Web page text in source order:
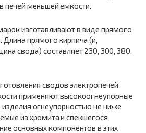
печей меньшей емкости.
изготавливают в виде прямого
Длина прямого кирпича (и,
свода) составляет 230, 300, 380,
сводов электропечей
применяют высокоогнеупорные
огнеупорностью не ниже
из хромита и спекшегося
основных компонентов в этих